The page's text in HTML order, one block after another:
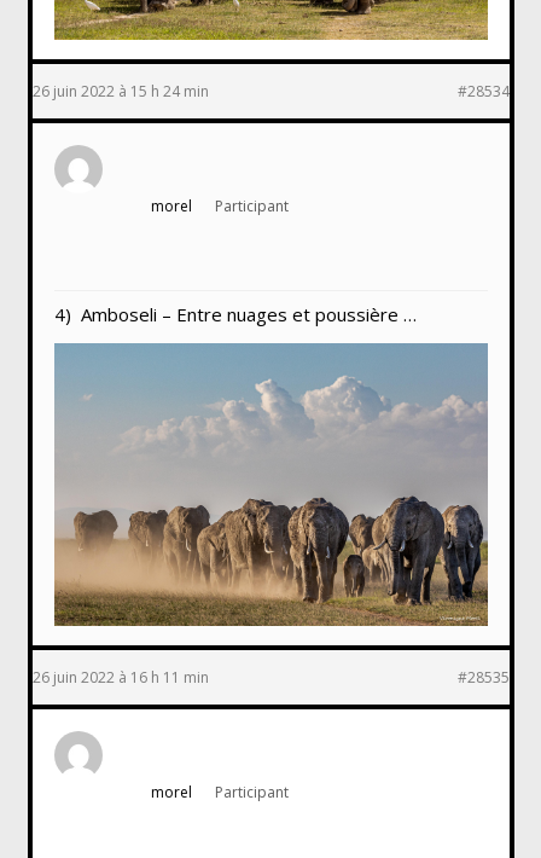
26 juin 2022 à 15 h 24 min #28534
morel Participant
4) Amboseli – Entre nuages et poussière …
26 juin 2022 à 16 h 11 min #28535
morel Participant